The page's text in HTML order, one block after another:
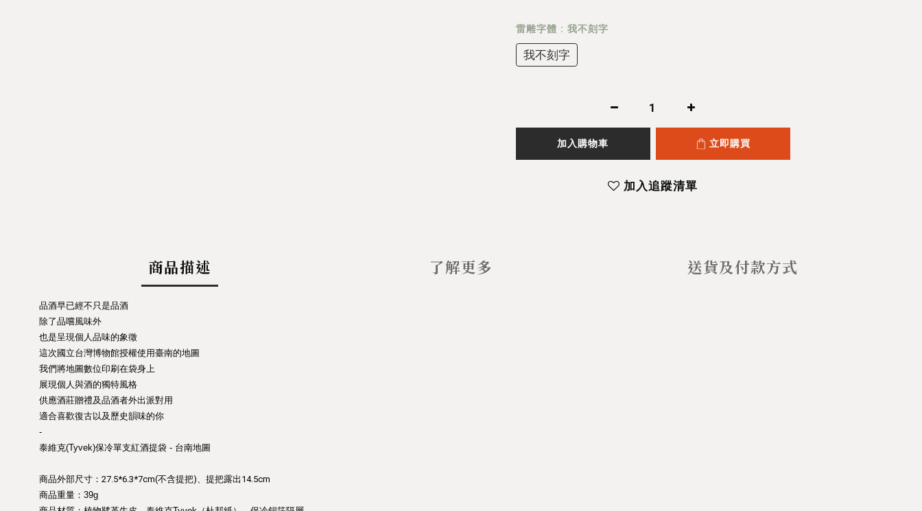
雷雕字體 : 我不刻字
我不刻字
加入購物車 立即購買
加入追蹤清單
商品描述 了解更多 送貨及付款方式
品酒早已經不只是品酒
除了品嚐風味外
也是呈現個人品味的象徵
這次國立台灣博物館授權使用臺南的地圖
我們將地圖數位印刷在袋身上
展現個人與酒的獨特風格
供應酒莊贈禮及品酒者外出派對用
適合喜歡復古以及歷史韻味的你
-
泰維克(Tyvek)保冷單支紅酒提袋 - 台南地圖
商品外部尺寸：27.5*6.3*7cm(不含提把)、提把露出14.5cm
商品重量：39g